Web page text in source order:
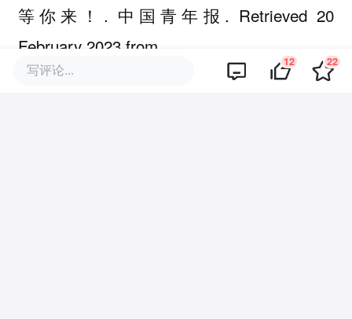
等你来！. 中国青年报. Retrieved 20
February 2023 from
写评论... 12 22